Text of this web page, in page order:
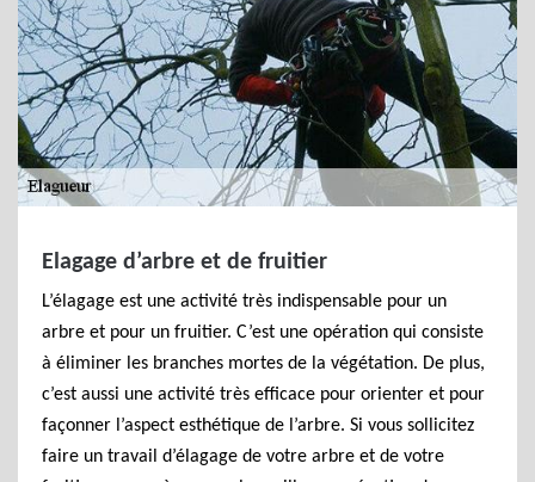
Elagage d’arbre et de fruitier
L’élagage est une activité très indispensable pour un
arbre et pour un fruitier. C’est une opération qui consiste
à éliminer les branches mortes de la végétation. De plus,
c’est aussi une activité très efficace pour orienter et pour
façonner l’aspect esthétique de l’arbre. Si vous sollicitez
faire un travail d’élagage de votre arbre et de votre